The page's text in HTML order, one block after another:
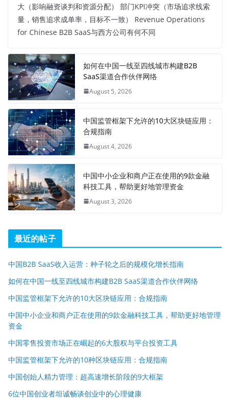
大（影响融资谈判和资源分配） 部门KPI冲突（市场追求线索
量，销售追求成单率，目标不一致） Revenue Operations
for Chinese B2B SaaS与西方公司有何不同
如何在中国一线至四线城市构建B2B
SaaS渠道合作伙伴网络
August 5, 2026
中国监管框架下允许的10大区块链应用：
合规指南
August 4, 2026
中国中小企业和商户正在使用的9款金融
科技工具，帮助更好地管理资金
August 3, 2026
最近的帖子
中国B2B SaaS收入运营：种子轮之后的规模化增长指南
如何在中国一线至四线城市构建B2B SaaS渠道合作伙伴网络
中国监管框架下允许的10大区块链应用：合规指南
中国中小企业和商户正在使用的9款金融科技工具，帮助更好地管理
资金
中国零售投资市场正在崛起的6大股权与平台投资工具
中国监管框架下允许的10种区块链应用：合规指南
中国创始人精力管理：超高速增长阶段的9大框架
6位中国创业者坦诚畅谈创业中的心理健康